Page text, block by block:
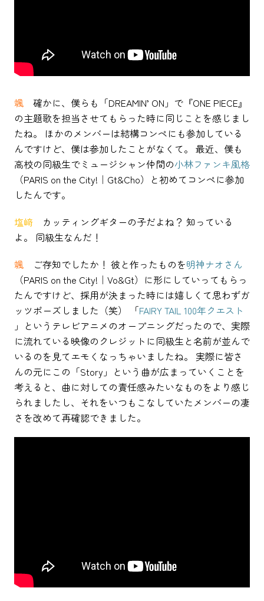
颯 確かに、僕らも「DREAMIN’ ON」で『ONE PIECE』
の主題歌を担当させてもらった時に同じことを感じまし
たね。 ほかのメンバーは結構コンペにも参加している
んですけど、僕は参加したことがなくて。 最近、僕も
高校の同級生でミュージシャン仲間の小林ファンキ風格
（PARIS on the City!｜Gt&Cho）と初めてコンペに参加
したんです。
塩﨑 カッティングギターの子だよね？ 知っている
よ。 同級生なんだ！
颯 ご存知でしたか！ 彼と作ったものを明神ナオさん
（PARIS on the City!｜Vo&Gt）に形にしていってもらっ
たんですけど、採用が決まった時には嬉しくて思わずガ
ッツポーズしました（笑） 「FAIRY TAIL 100年クエスト
」というテレビアニメのオープニングだったので、実際
に流れている映像のクレジットに同級生と名前が並んで
いるのを見てエモくなっちゃいましたね。 実際に皆さ
んの元にこの「Story」という曲が広まっていくことを
考えると、曲に対しての責任感みたいなものをより感じ
られましたし、それをいつもこなしていたメンバーの凄
さを改めて再確認できました。